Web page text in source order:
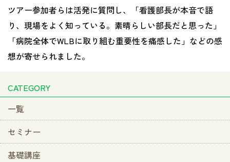
ツアー参加者らは活発に質問し、「看護部長が本音で語
り、現場をよく知っている。素晴らしい部長だと思った」
「病院全体でWLBに取り組む重要性を痛感した」などの感
想が寄せられました。
CATEGORY
一覧
セミナー
基礎講座